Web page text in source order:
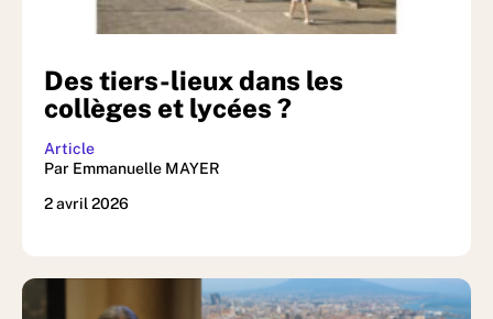
Des tiers-lieux dans les
collèges et lycées ?
Article
Par Emmanuelle MAYER
2 avril 2026